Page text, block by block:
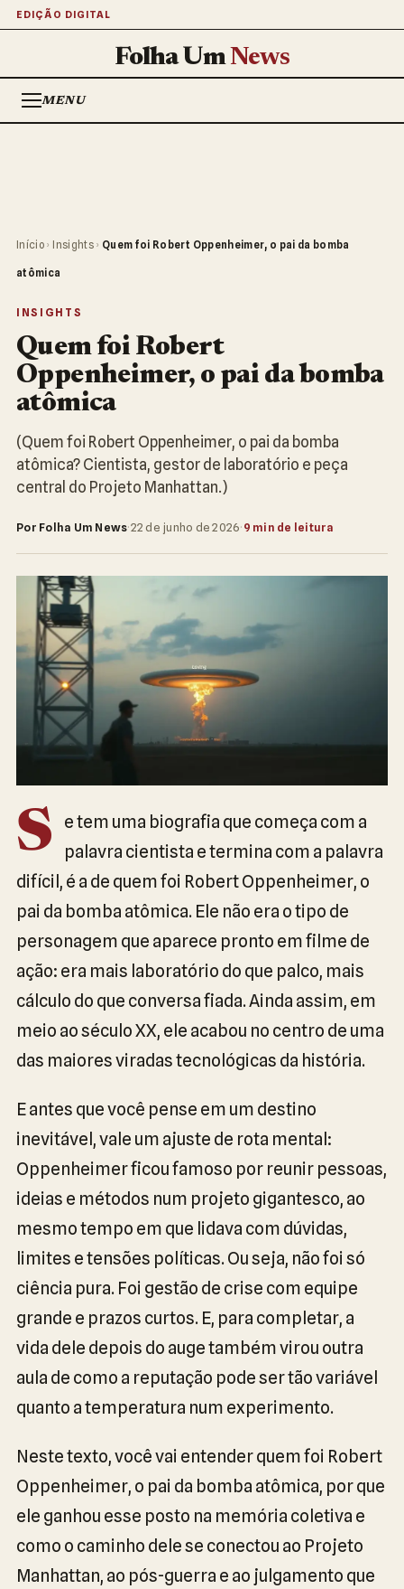
EDIÇÃO DIGITAL
Folha UmNews
MENU
Início › Insights › Quem foi Robert Oppenheimer, o pai da bomba
atômica
INSIGHTS
Quem foi Robert
Oppenheimer, o pai da bomba
atômica
(Quem foi Robert Oppenheimer, o pai da bomba
atômica? Cientista, gestor de laboratório e peça
central do Projeto Manhattan.)
Por Folha Um News·22 de junho de 2026· 9 min de leitura
S
e tem uma biografia que começa com a
palavra cientista e termina com a palavra
difícil, é a de quem foi Robert Oppenheimer, o
pai da bomba atômica. Ele não era o tipo de
personagem que aparece pronto em filme de
ação: era mais laboratório do que palco, mais
cálculo do que conversa fiada. Ainda assim, em
meio ao século XX, ele acabou no centro de uma
das maiores viradas tecnológicas da história.
E antes que você pense em um destino
inevitável, vale um ajuste de rota mental:
Oppenheimer ficou famoso por reunir pessoas,
ideias e métodos num projeto gigantesco, ao
mesmo tempo em que lidava com dúvidas,
limites e tensões políticas. Ou seja, não foi só
ciência pura. Foi gestão de crise com equipe
grande e prazos curtos. E, para completar, a
vida dele depois do auge também virou outra
aula de como a reputação pode ser tão variável
quanto a temperatura num experimento.
Neste texto, você vai entender quem foi Robert
Oppenheimer, o pai da bomba atômica, por que
ele ganhou esse posto na memória coletiva e
como o caminho dele se conectou ao Projeto
Manhattan, ao pós-guerra e ao julgamento que